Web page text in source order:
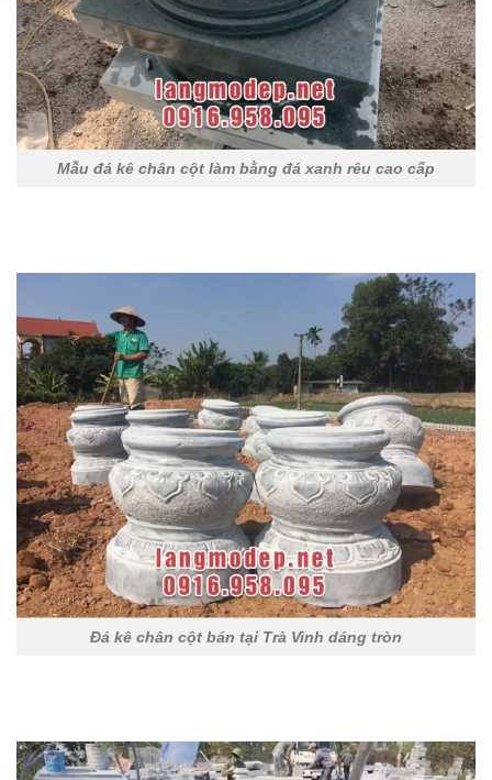
Mẫu đá kê chân cột làm bằng đá xanh rêu cao cấp
Đá kê chân cột bán tại Trà Vinh dáng tròn